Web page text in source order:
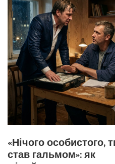
«Нічого особистого,
став гальмом»: як